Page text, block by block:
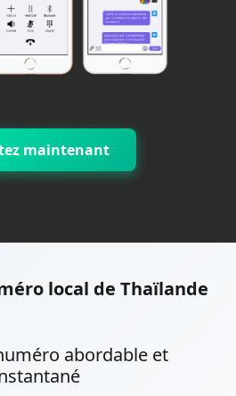
maintenant
local de Thaïlande
abordable et